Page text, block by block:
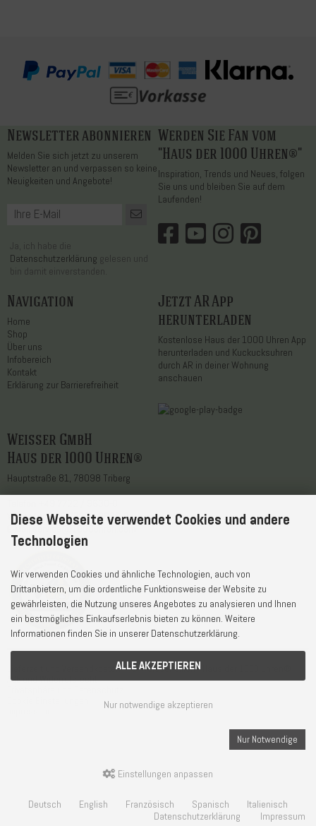
Newsletter abonnieren
Melden Sie sich jetzt zu unserem
Newsletter an und verpassen so keine
Neuigkeiten und Angebote!
Ja, ich habe die
Datenschutzerklärung gelesen und
bin damit einverstanden.
Werden Sie Fan vom
"Haus der 1000 Uhren®"
Inspiration, Trends und Neues, folgen
Sie uns und bleiben Sie auf dem
Laufenden!
Navigation
Home
Shop
Über uns
Infobereich
Kontakt
Erklärung zur Barrierefreiheit
Jetzt AR App
herunterladen
Kostenlose Haus der 1000 Uhren App
herunterladen und Kuckucksuhren
durch AR in deiner Wohnung
anschauen
Weisser GmbH
Haus der 1000 Uhren®
Hauptstraße 81, 78098 Triberg
WhatsApp+49 7722 / 9630-0
E-Mailservice@1000uhren.com
Lieferzeit und Versandkosten
AGB und Widerrufsrecht
© Weisser GmbH - Haus der 1000 Uhren®
Diese Webseite verwendet Cookies und andere
Technologien
Wir verwenden Cookies und ähnliche Technologien, auch von
Drittanbietern, um die ordentliche Funktionsweise der Website zu
gewährleisten, die Nutzung unseres Angebotes zu analysieren und Ihnen
ein bestmögliches Einkaufserlebnis bieten zu können. Weitere
Informationen finden Sie in unserer Datenschutzerklärung.
ALLE AKZEPTIEREN
Nur notwendige akzeptieren
Nur Notwendige
Einstellungen anpassen
Deutsch English Französisch Spanisch
Italienisch
Datenschutzerklärung
Impressum